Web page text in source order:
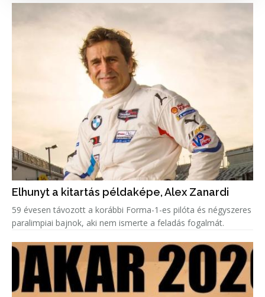
Elhunyt a kitartás példaképe, Alex Zanardi
59 évesen távozott a korábbi Forma-1-es pilóta és négyszeres
paralimpiai bajnok, aki nem ismerte a feladás fogalmát.